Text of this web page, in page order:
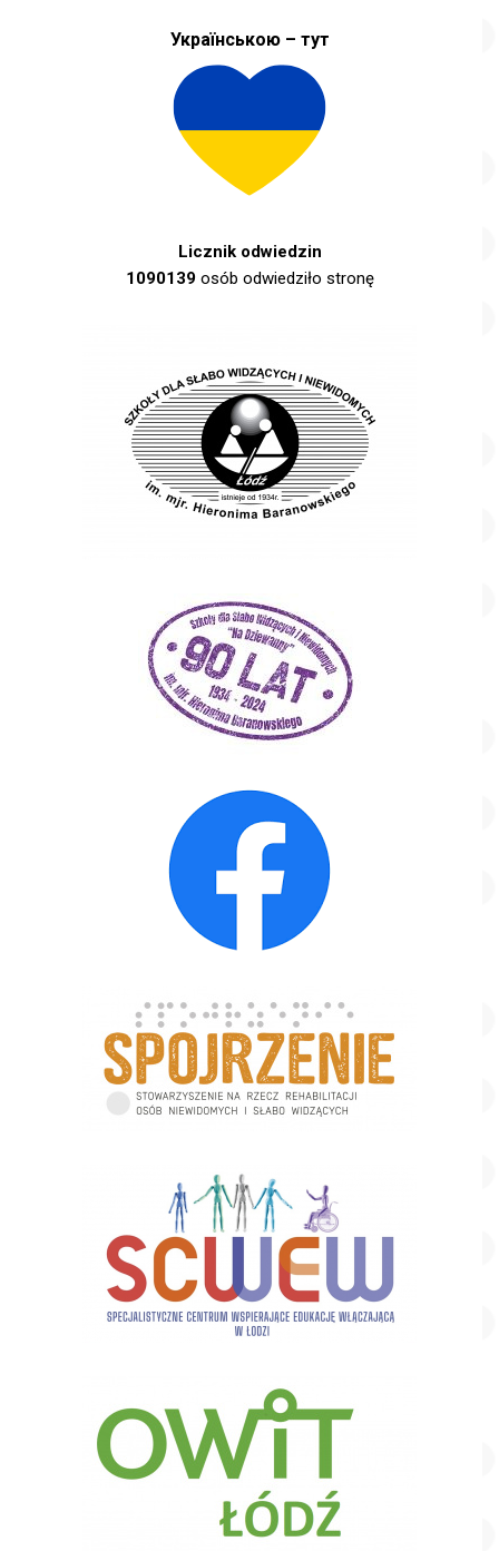
Українською – тут
Licznik odwiedzin
1090139osób odwiedziło stronę